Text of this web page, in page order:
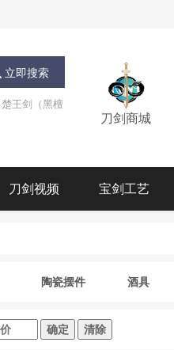
立即搜索
楚王剑（黑檀
刀剑商城
刀剑视频 宝剑工艺
陶瓷摆件 酒具
确定 清除